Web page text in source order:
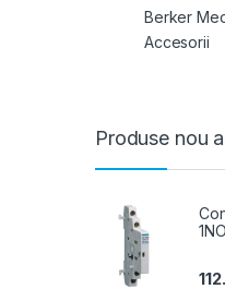
Berker
Accesorii
Produse nou